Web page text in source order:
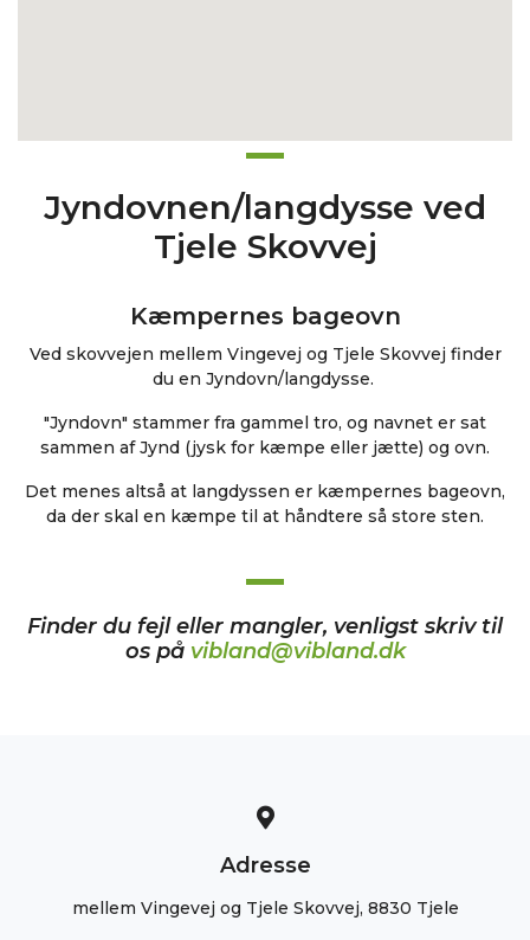
Jyndovnen/langdysse ved
Tjele Skovvej
Kæmpernes bageovn
Ved skovvejen mellem Vingevej og Tjele Skovvej finder
du en Jyndovn/langdysse.
"Jyndovn" stammer fra gammel tro, og navnet er sat
sammen af Jynd (jysk for kæmpe eller jætte) og ovn.
Det menes altså at langdyssen er kæmpernes bageovn,
da der skal en kæmpe til at håndtere så store sten.
Finder du fejl eller mangler, venligst skriv til
os på vibland@vibland.dk
Adresse
mellem Vingevej og Tjele Skovvej, 8830 Tjele